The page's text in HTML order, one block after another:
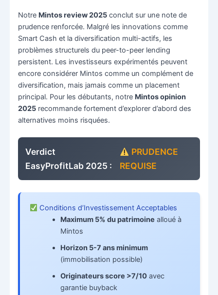
Notre Mintos review 2025conclut sur une note de
prudence renforcée. Malgré les innovations comme
Smart Cash et la diversification multi-actifs, les
problèmes structurels du peer-to-peer lending
persistent. Les investisseurs expérimentés peuvent
encore considérer Mintos comme un complément de
diversification, mais jamais comme un placement
principal. Pour les débutants, notre Mintos opinion
2025recommande fortement d’explorer d’abord des
alternatives moins risquées.
Verdict
EasyProfitLab 2025 :
PRUDENCE
REQUISE
Conditions d’Investissement Acceptables
Maximum 5% du patrimoine alloué à
Mintos
Horizon 5-7 ans minimum
(immobilisation possible)
Originateurs score >7/10 avec
garantie buyback